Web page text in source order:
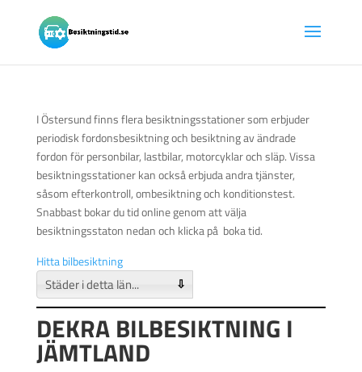
I Östersund finns flera besiktningsstationer som erbjuder
periodisk fordonsbesiktning och besiktning av ändrade
fordon för personbilar, lastbilar, motorcyklar och släp. Vissa
besiktningsstationer kan också erbjuda andra tjänster,
såsom efterkontroll, ombesiktning och konditionstest.
Snabbast bokar du tid online genom att välja
besiktningsstaton nedan och klicka på boka tid.
Hitta bilbesiktning
⇩
DEKRA BILBESIKTNING I
JÄMTLAND